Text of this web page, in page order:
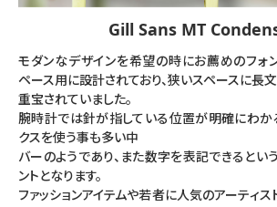
Gill Sans MT
モダンなデザインを希望の時にお薦めのフォ
ペース用に設計されており、狭いスペースに長
重宝されていました。
腕時計では針が指している位置が明確にわか
クスを使う事も多い中
バーのようであり、また数字を表記できるとい
ントとなります。
ファッションアイテムや若者に人気のアーティ